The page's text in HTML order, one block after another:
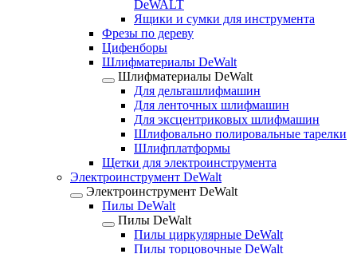
DeWALT
Ящики и сумки для инструмента
Фрезы по дереву
Цифенборы
Шлифматериалы DeWalt
Шлифматериалы DeWalt
Для дельташлифмашин
Для ленточных шлифмашин
Для эксцентриковых шлифмашин
Шлифовально полировальные тарелки
Шлифплатформы
Щетки для электроинструмента
Электроинструмент DeWalt
Электроинструмент DeWalt
Пилы DeWalt
Пилы DeWalt
Пилы циркулярные DeWalt
Пилы торцовочные DeWalt